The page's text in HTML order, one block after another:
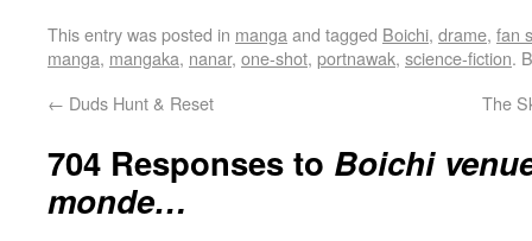
This entry was posted in manga and tagged Boichi, drame, fan
manga, mangaka, nanar, one-shot, portnawak, science-fiction.
← Duds Hunt & Reset The
704 Responses to Boichi
monde…